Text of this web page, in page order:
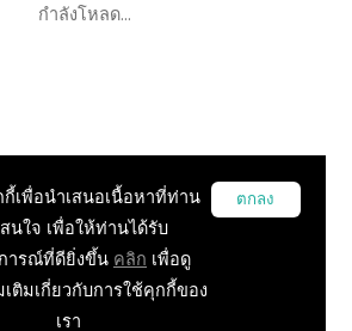
กำลังโหลด...
บทความทั่วไป
กี้เพื่อนำเสนอเนื้อหาที่ท่าน
นใจ เพื่อให้ท่านได้รับ
ารณ์ที่ดียิ่งขึ้น คลิก เพื่อดู
ติมเกี่ยวกับการใช้คุกกี้ของ
เรา
ตกลง